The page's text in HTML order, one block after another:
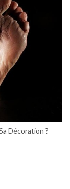
Décoration ?